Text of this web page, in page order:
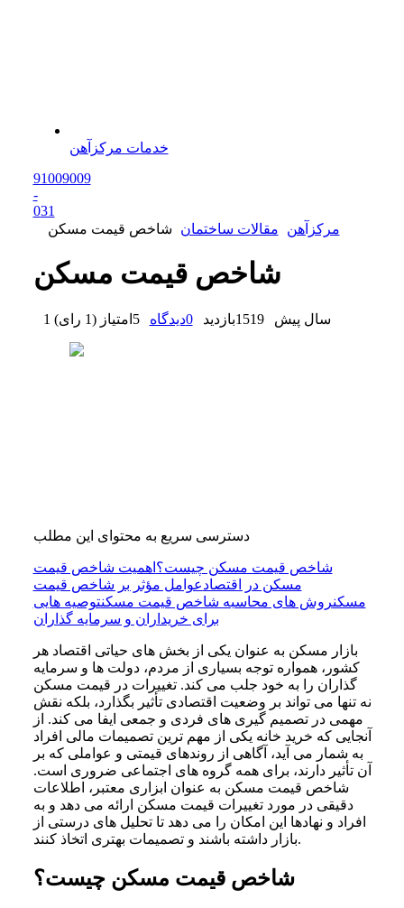
خدمات مرکزآهن
91009009
-
031
مرکزآهن
مقالات ساختمان شاخص قیمت مسکن
شاخص قیمت مسکن
1 سال پیش 1519بازدید 0دیدگاه 5 امتیاز (1 رای )
دسترسی سریع به محتوای این مطلب
شاخص قیمت مسکن چیست؟ اهمیت شاخص قیمت
مسکن در اقتصادعوامل مؤثر بر شاخص قیمت
مسکنروش های محاسبه شاخص قیمت مسکنتوصیه هایی
برای خریداران و سرمایه گذاران
بازار مسکن به عنوان یکی از بخش های حیاتی اقتصاد هر
کشور، همواره توجه بسیاری از مردم، دولت ها و سرمایه
گذاران را به خود جلب می کند. تغییرات در قیمت مسکن
نه تنها می تواند بر وضعیت اقتصادی تأثیر بگذارد، بلکه نقش
مهمی در تصمیم گیری های فردی و جمعی ایفا می کند. از
آنجایی که خرید خانه یکی از مهم ترین تصمیمات مالی افراد
به شمار می آید، آگاهی از روندهای قیمتی و عواملی که بر
آن تأثیر دارند، برای همه گروه های اجتماعی ضروری است.
شاخص قیمت مسکن به عنوان ابزاری معتبر، اطلاعات
دقیقی در مورد تغییرات قیمت مسکن ارائه می دهد و به
افراد و نهادها این امکان را می دهد تا تحلیل های درستی از
بازار داشته باشند و تصمیمات بهتری اتخاذ کنند.
شاخص قیمت مسکن چیست؟